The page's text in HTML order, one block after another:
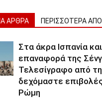
ΑΡΘΡΑ ΠΕΡΙΣΣΟΤΕΡΑ
Στα άκρα Ισπανία και
επαναφορά της
Τελεσίγραφο από
δεχόμαστε
Ρώμη